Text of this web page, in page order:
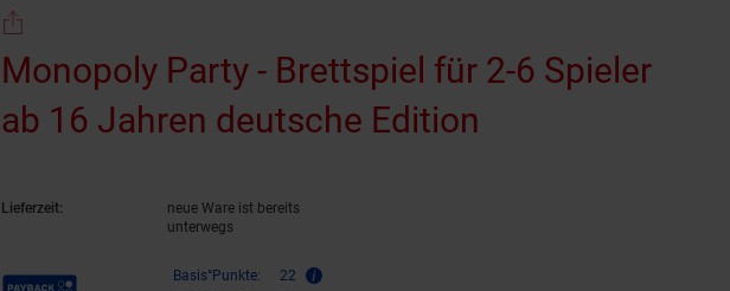
Monopoly Party - Brettspiel für 2-6 Spieler
ab 16 Jahren deutsche Edition
Lieferzeit:
neue Ware ist bereits
unterwegs
Payback Punkte Basis°Punkte:
22